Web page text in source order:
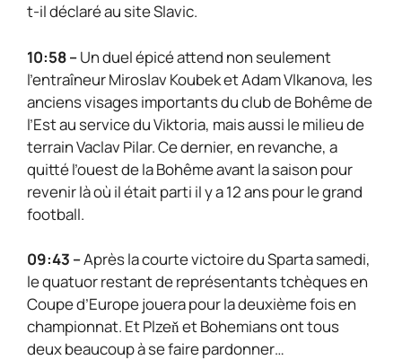
t-il déclaré au site Slavic.
10:58 –Un duel épicé attend non seulement
l’entraîneur Miroslav Koubek et Adam Vlkanova, les
anciens visages importants du club de Bohême de
l’Est au service du Viktoria, mais aussi le milieu de
terrain Vaclav Pilar. Ce dernier, en revanche, a
quitté l’ouest de la Bohême avant la saison pour
revenir là où il était parti il y a 12 ans pour le grand
football.
09:43 –Après la courte victoire du Sparta samedi,
le quatuor restant de représentants tchèques en
Coupe d’Europe jouera pour la deuxième fois en
championnat. Et Plzeň et Bohemians ont tous
deux beaucoup à se faire pardonner…